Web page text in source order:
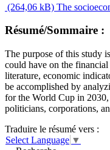
(264,06 kB) The
Résumé/Sommaire :
The purpose of this study
could have on the
literature, economic
be accomplished by
for the World Cup in
politicians, corporations,
Traduire le résumé vers :
Select Language ▼